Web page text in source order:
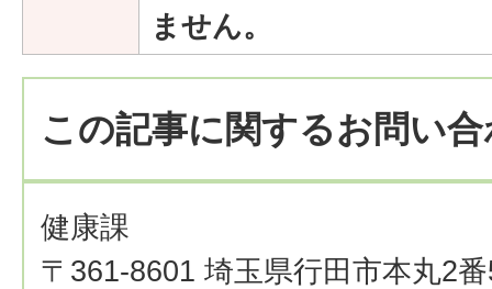
ません。
この記事に関するお問い
健康課
〒361-8601 埼玉県行田市本丸2